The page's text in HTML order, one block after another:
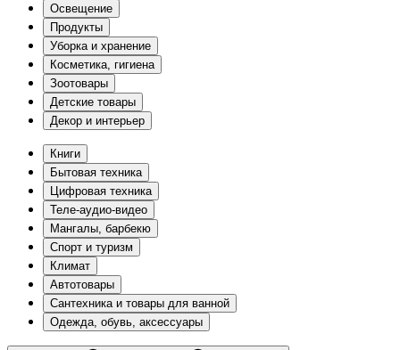
Освещение
Продукты
Уборка и хранение
Косметика, гигиена
Зоотовары
Детские товары
Декор и интерьер
Книги
Бытовая техника
Цифровая техника
Теле-аудио-видео
Мангалы, барбекю
Спорт и туризм
Климат
Автотовары
Сантехника и товары для ванной
Одежда, обувь, аксессуары